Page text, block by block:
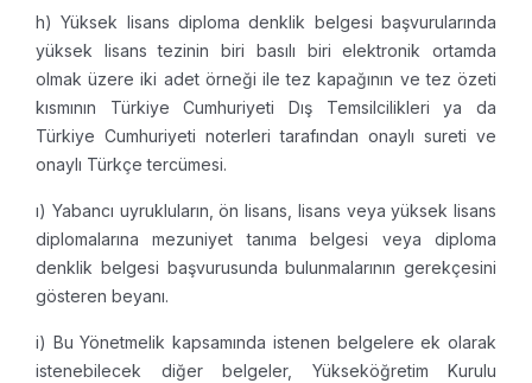
h) Yüksek lisans diploma denklik belgesi başvurularında
yüksek lisans tezinin biri basılı biri elektronik ortamda
olmak üzere iki adet örneği ile tez kapağının ve tez özeti
kısmının Türkiye Cumhuriyeti Dış Temsilcilikleri ya da
Türkiye Cumhuriyeti noterleri tarafından onaylı sureti ve
onaylı Türkçe tercümesi.
ı) Yabancı uyrukluların, ön lisans, lisans veya yüksek lisans
diplomalarına mezuniyet tanıma belgesi veya diploma
denklik belgesi başvurusunda bulunmalarının gerekçesini
gösteren beyanı.
i) Bu Yönetmelik kapsamında istenen belgelere ek olarak
istenebilecek diğer belgeler, Yükseköğretim Kurulu